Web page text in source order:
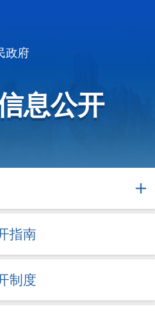
政府
息公开
指南
制度